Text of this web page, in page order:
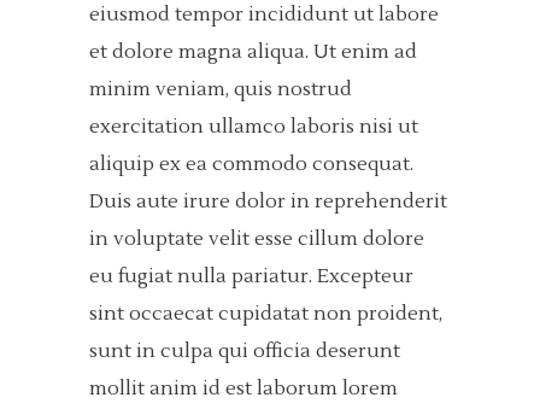
eiusmod tempor incididunt ut labore
et dolore magna aliqua. Ut enim ad
minim veniam, quis nostrud
exercitation ullamco laboris nisi ut
aliquip ex ea commodo consequat.
Duis aute irure dolor in reprehenderit
in voluptate velit esse cillum dolore
eu fugiat nulla pariatur. Excepteur
sint occaecat cupidatat non proident,
sunt in culpa qui officia deserunt
mollit anim id est laborum lorem